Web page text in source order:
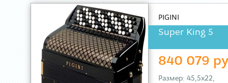
PIGINI
Super King 5
840 079
Размер: 45,5х22,